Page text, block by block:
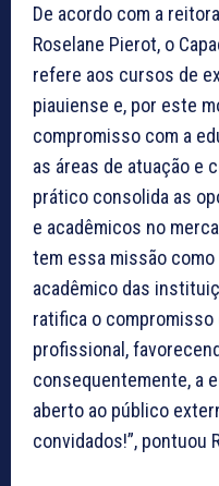
De acordo com a
Roselane Pierot, o
refere aos cursos de
piauiense e, por este
compromisso com a
as áreas de atuação e
prático consolida as
e acadêmicos no
tem essa missão
acadêmico das
ratifica o
profissional,
consequentemente, a
aberto ao público
convidados!”, pontuou